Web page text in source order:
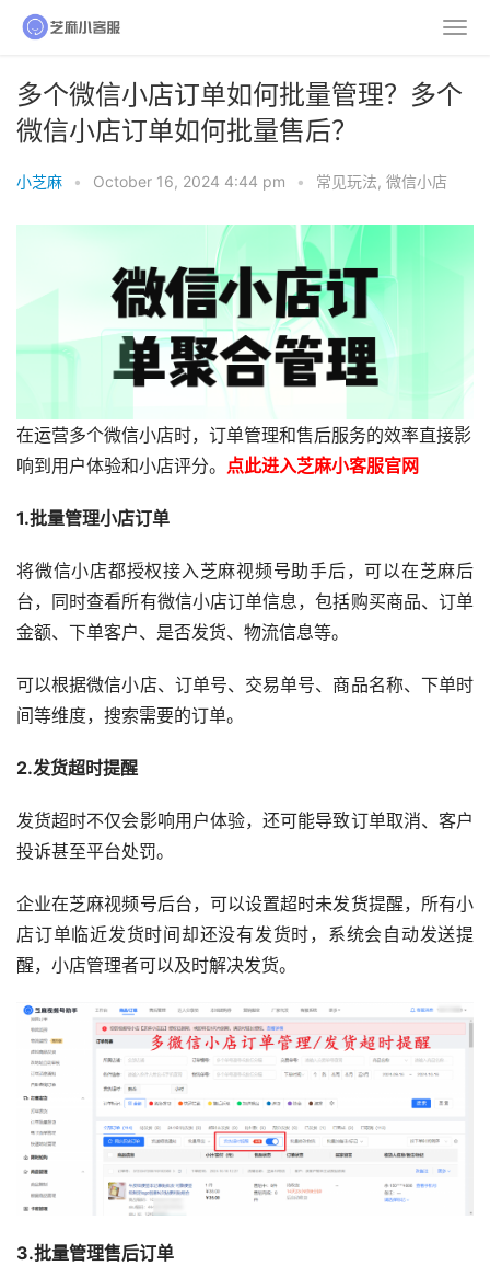
多个微信小店订单如何批量管理？多个
微信小店订单如何批量售后？
小芝麻 • October 16, 2024 4:44 pm • 常见玩法, 微信小店
在运营多个微信小店时，订单管理和售后服务的效率直接影
响到用户体验和小店评分。 点此进入芝麻小客服官网
1.批量管理小店订单
将微信小店都授权接入芝麻视频号助手后，可以在芝麻后
台，同时查看所有微信小店订单信息，包括购买商品、订单
金额、下单客户、是否发货、物流信息等。
可以根据微信小店、订单号、交易单号、商品名称、下单时
间等维度，搜索需要的订单。
2.发货超时提醒
发货超时不仅会影响用户体验，还可能导致订单取消、客户
投诉甚至平台处罚。
企业在芝麻视频号后台，可以设置超时未发货提醒，所有小
店订单临近发货时间却还没有发货时，系统会自动发送提
醒，小店管理者可以及时解决发货。
3.批量管理售后订单